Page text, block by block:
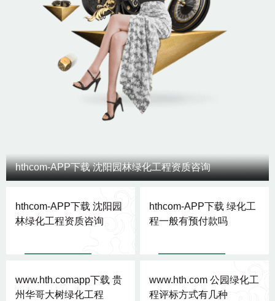
hthcom-APP下载 沈阳园林绿化工程资质咨询
hthcom-APP下载 沈阳园
林绿化工程资质咨询
hthcom-APP下载 绿化工
程一般有预付款吗
www.hth.comapp下载 贵
州华哥大树绿化工程
www.hth.com 公园绿化工
程评标方式有几种